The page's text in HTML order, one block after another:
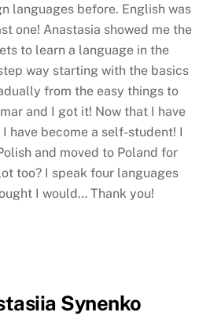
languages before. English was
one! Anastasia showed me the
to learn a language in the
way starting with the basics
from the easy things to
and I got it! Now that I have
have become a self-student! I
and moved to Poland for
too? I speak four languages
I would… Thank you!
Synenko